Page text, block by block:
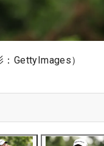
GettyImages）